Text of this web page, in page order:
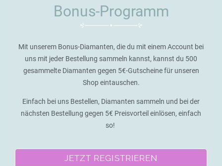
Bonus-Programm
Mit unserem Bonus-Diamanten, die du mit einem Account bei
uns mit jeder Bestellung sammeln kannst, kannst du 500
gesammelte Diamanten gegen 5€-Gutscheine für unseren
Shop eintauschen.
Einfach bei uns Bestellen, Diamanten sammeln und bei der
nächsten Bestellung gegen 5€ Preisvorteil einlösen, einfach
so!
JETZT REGISTRIEREN